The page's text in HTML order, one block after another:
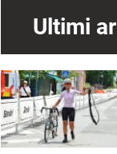
Ultimi
Immagine